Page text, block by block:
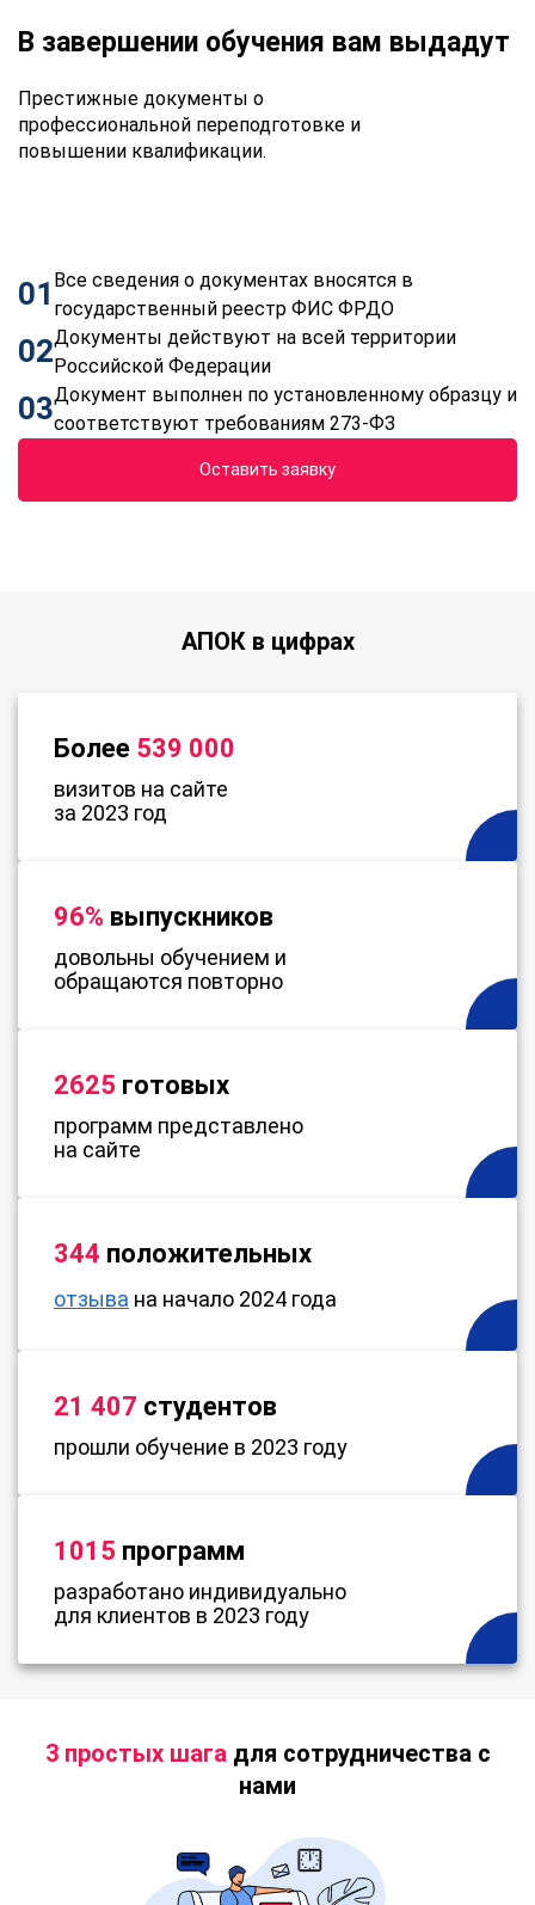
В завершении обучения вам выдадут
Престижные документы о
профессиональной переподготовке и
повышении квалификации.
01 Все сведения о документах вносятся в
государственный реестр ФИС ФРДО
02Документы действуют на всей территории
Российской Федерации
03Документ выполнен по установленному образцу и
соответствуют требованиям 273-ФЗ
Оставить заявку
АПОК в цифрах
Более 539 000
визитов на сайте
за 2023 год
96% выпускников
довольны обучением и
обращаются повторно
2625 готовых
программ представлено
на сайте
344 положительных
отзыва на начало 2024 года
21 407 студентов
прошли обучение в 2023 году
1015 программ
разработано индивидуально
для клиентов в 2023 году
3 простых шагадля сотрудничества с
нами